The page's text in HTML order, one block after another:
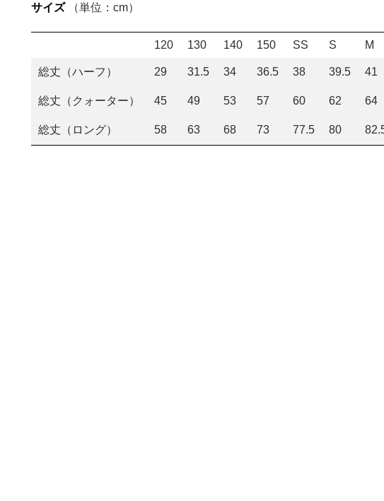
サイズ（単位：cm）
120 130 140 150 SS S M
総丈（ハーフ） 29 31.5 34 36.5 38 39.5 41
総丈（クォーター） 45 49 53 57 60 62 64
総丈（ロング） 58 63 68 73 77.5 80